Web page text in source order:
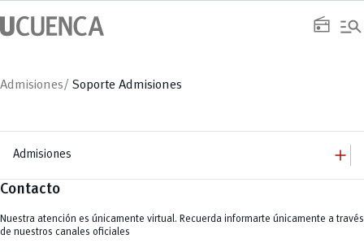
radio manage_search
Admisiones/ Soporte Admisiones
Admisiones add
Grado
add
Artes y Humanidades
C. Sociales, Periodismo, Información y Derecho; Administración y Servicios
Admisión
add
Admisión Artes
Admisión Artes
add
Contacto
Nuestra atención es únicamente virtual. Recuerda informarte únicamente a través
de nuestros canales oficiales